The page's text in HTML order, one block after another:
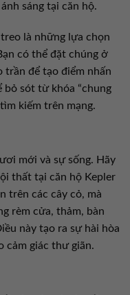
sáng tại căn hộ.
là những lựa chọn
có thể đặt chúng ở
trần để tạo điểm nhấn
bỏ sót từ khóa “chung
kiếm trên mạng.
mới và sự sống. Hãy
thất tại căn hộ Kepler
trên các cây cỏ, mà
rèm cửa, thảm, bàn
này tạo ra sự hài hòa
cảm giác thư giãn.